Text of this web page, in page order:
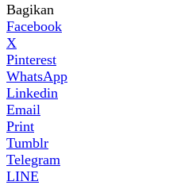
Bagikan
Facebook
X
Pinterest
WhatsApp
Linkedin
Email
Print
Tumblr
Telegram
LINE